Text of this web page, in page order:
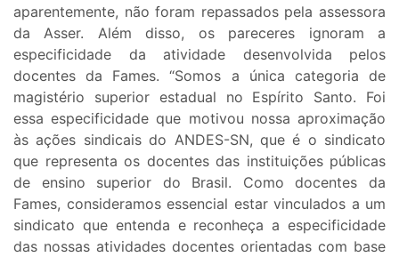
aparentemente, não foram repassados pela assessora
da Asser. Além disso, os pareceres ignoram a
especificidade da atividade desenvolvida pelos
docentes da Fames. “Somos a única categoria de
magistério superior estadual no Espírito Santo. Foi
essa especificidade que motivou nossa aproximação
às ações sindicais do ANDES-SN, que é o sindicato
que representa os docentes das instituições públicas
de ensino superior do Brasil. Como docentes da
Fames, consideramos essencial estar vinculados a um
sindicato que entenda e reconheça a especificidade
das nossas atividades docentes orientadas com base